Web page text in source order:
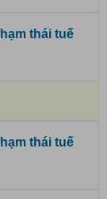
thái tuế
thái tuế